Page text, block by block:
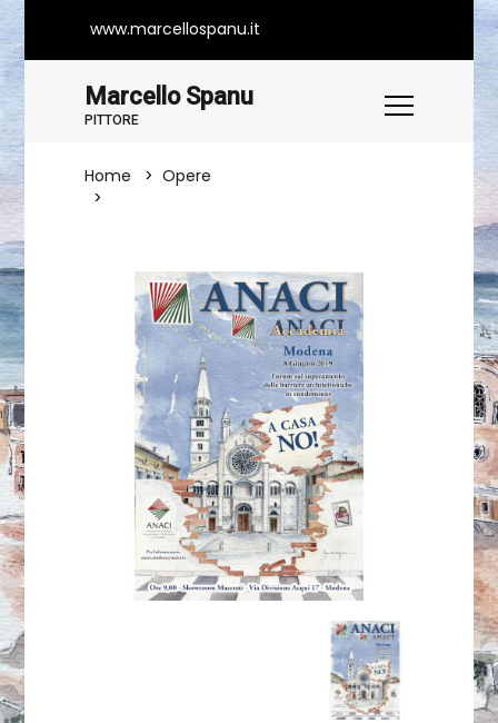
www.marcellospanu.it
Marcello Spanu
PITTORE
Home
Opere